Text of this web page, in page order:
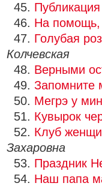
45. Публикация
46. На помощь,
47. Голубая
Колчевская
48. Верными
49. Запомните
50. Мегрэ у
51. Кувырок
52. Клуб
Захаровна
53. Праздник
54. Наш папа